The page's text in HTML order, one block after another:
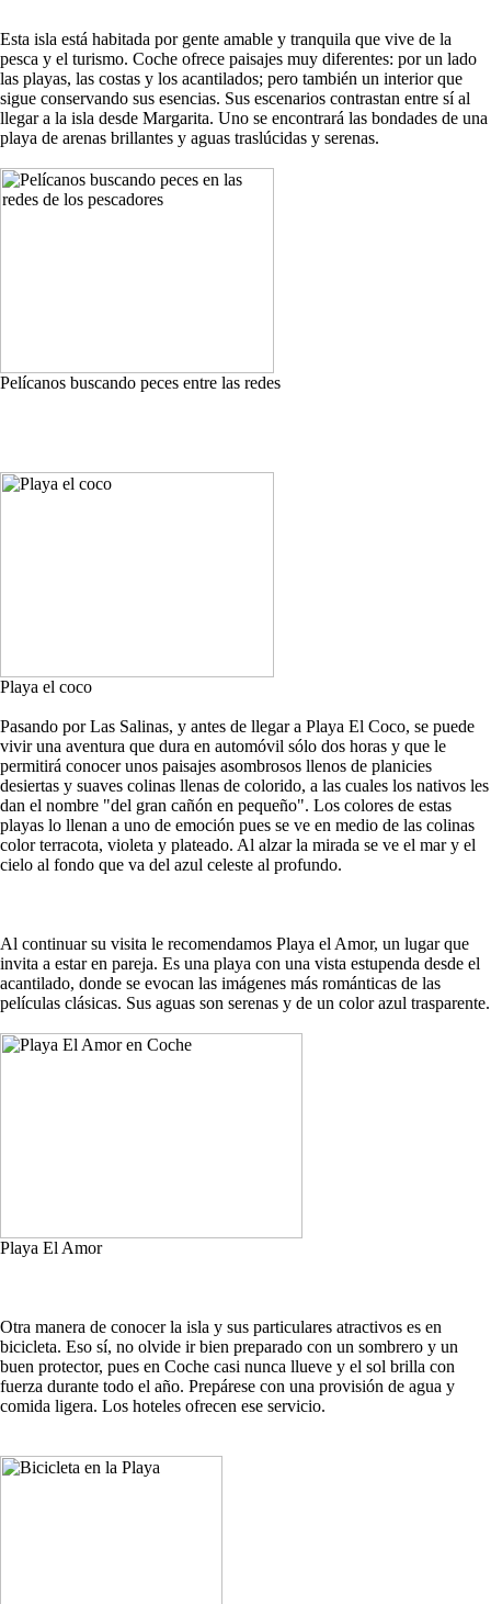
Esta isla está habitada por gente amable y tranquila que vive de la
pesca y el turismo. Coche ofrece paisajes muy diferentes: por un lado
las playas, las costas y los acantilados; pero también un interior que
sigue conservando sus esencias. Sus escenarios contrastan entre sí al
llegar a la isla desde Margarita. Uno se encontrará las bondades de una
playa de arenas brillantes y aguas traslúcidas y serenas.
Pelícanos buscando peces entre las redes
Playa el coco
Pasando por Las Salinas, y antes de llegar a Playa El Coco, se puede
vivir una aventura que dura en automóvil sólo dos horas y que le
permitirá conocer unos paisajes asombrosos llenos de planicies
desiertas y suaves colinas llenas de colorido, a las cuales los nativos les
dan el nombre "del gran cañón en pequeño". Los colores de estas
playas lo llenan a uno de emoción pues se ve en medio de las colinas
color terracota, violeta y plateado. Al alzar la mirada se ve el mar y el
cielo al fondo que va del azul celeste al profundo.
Al continuar su visita le recomendamos Playa el Amor, un lugar que
invita a estar en pareja. Es una playa con una vista estupenda desde el
acantilado, donde se evocan las imágenes más románticas de las
películas clásicas. Sus aguas son serenas y de un color azul trasparente.
Playa El Amor
Otra manera de conocer la isla y sus particulares atractivos es en
bicicleta. Eso sí, no olvide ir bien preparado con un sombrero y un
buen protector, pues en Coche casi nunca llueve y el sol brilla con
fuerza durante todo el año. Prepárese con una provisión de agua y
comida ligera. Los hoteles ofrecen ese servicio.